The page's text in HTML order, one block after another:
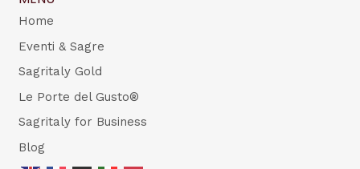
Home
Eventi & Sagre
Sagritaly Gold
Le Porte del Gusto®
Sagritaly for Business
Blog